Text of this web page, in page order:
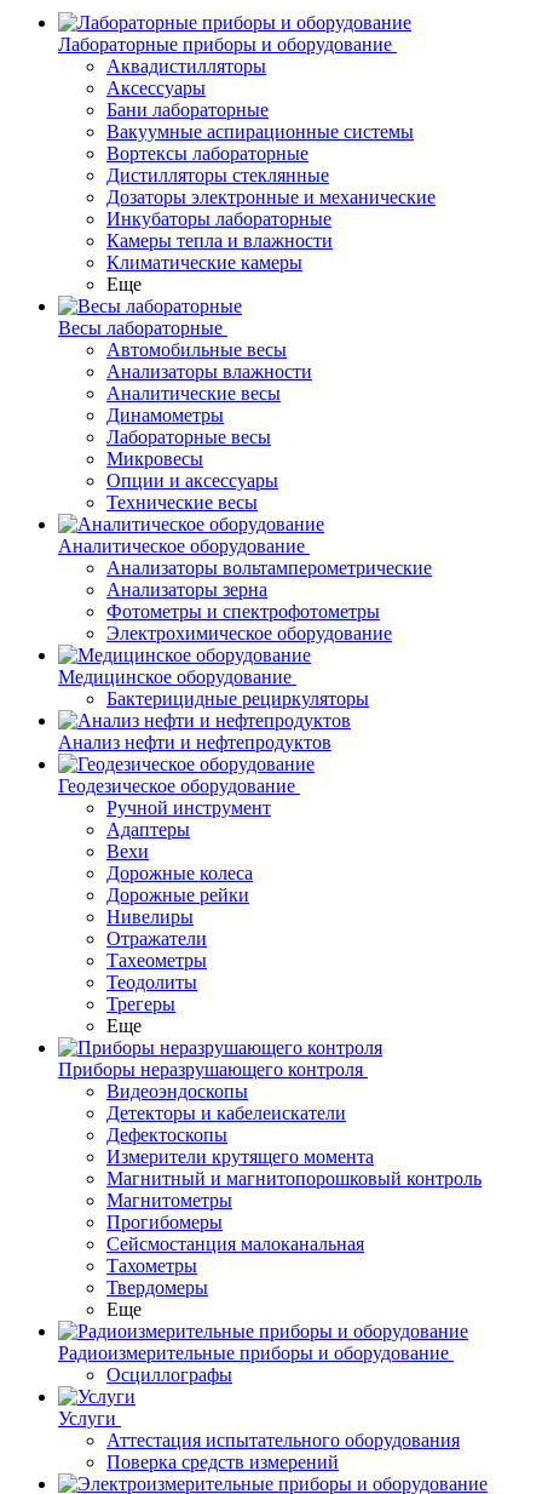
Лабораторные приборы и оборудование
Аквадистилляторы
Аксессуары
Бани лабораторные
Вакуумные аспирационные системы
Вортексы лабораторные
Дистилляторы стеклянные
Дозаторы электронные и механические
Инкубаторы лабораторные
Камеры тепла и влажности
Климатические камеры
Еще
Весы лабораторные
Автомобильные весы
Анализаторы влажности
Аналитические весы
Динамометры
Лабораторные весы
Микровесы
Опции и аксессуары
Технические весы
Аналитическое оборудование
Анализаторы вольтамперометрические
Анализаторы зерна
Фотометры и спектрофотометры
Электрохимическое оборудование
Медицинское оборудование
Бактерицидные рециркуляторы
Анализ нефти и нефтепродуктов
Геодезическое оборудование
Ручной инструмент
Адаптеры
Вехи
Дорожные колеса
Дорожные рейки
Нивелиры
Отражатели
Тахеометры
Теодолиты
Трегеры
Еще
Приборы неразрушающего контроля
Видеоэндоскопы
Детекторы и кабелеискатели
Дефектоскопы
Измерители крутящего момента
Магнитный и магнитопорошковый контроль
Магнитометры
Прогибомеры
Сейсмостанция малоканальная
Тахометры
Твердомеры
Еще
Радиоизмерительные приборы и оборудование
Осциллографы
Услуги
Аттестация испытательного оборудования
Поверка средств измерений